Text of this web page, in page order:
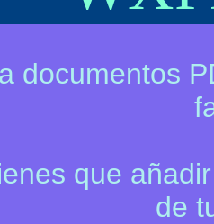
documentos
que
de